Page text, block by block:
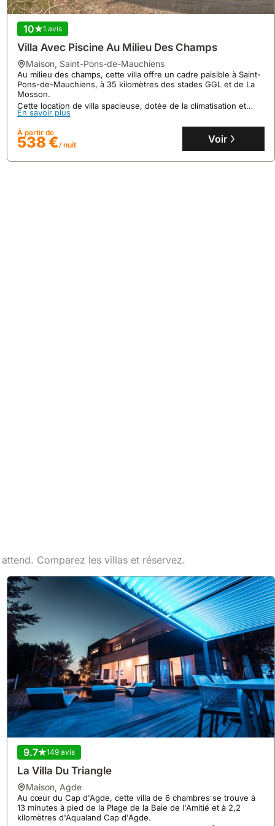
10 23 avis
Villa Bellmar La Maisonnette Avec Jardin 2/4pers
maison,Mèze
10 1 avis
Villa Avec Piscine Au Milieu Des Champs
maison, Saint-Pons-de-Mauchiens
Au milieu des champs, cette villa offre un cadre paisible à Saint-
Pons-de-Mauchiens, à 35 kilomètres des stades GGL et de La
Mosson.
Cette location de villa spacieuse, dotée de la climatisation et
d'une piscine intérieure, peut accueillir jusqu'à 19 personnes
En savoir plus
À partir de
538 €/ nuit Voir
Comparez les villas et réservez.
9.7 149 avis
La Villa Du Triangle
maison, Agde
Au cœur du Cap d'Agde, cette villa de 6 chambres se trouve à
13 minutes à pied de la Plage de la Baie de l'Amitié et à 2,2
kilomètres d'Aqualand Cap d'Agde.